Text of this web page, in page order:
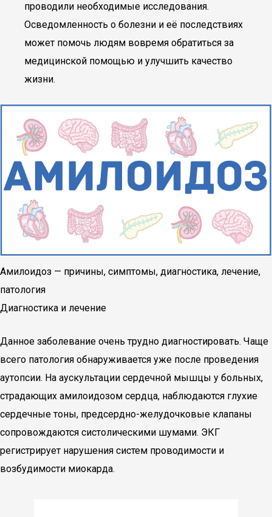
проводили необходимые исследования.
Осведомленность о болезни и её последствиях
может помочь людям вовремя обратиться за
медицинской помощью и улучшить качество
жизни.
Амилоидоз — причины, симптомы, диагностика, лечение,
патология
Диагностика и лечение
Данное заболевание очень трудно диагностировать. Чаще
всего патология обнаруживается уже после проведения
аутопсии. На аускультации сердечной мышцы у больных,
страдающих амилоидозом сердца, наблюдаются глухие
сердечные тоны, предсердно-желудочковые клапаны
сопровождаются систолическими шумами. ЭКГ
регистрирует нарушения систем проводимости и
возбудимости миокарда.